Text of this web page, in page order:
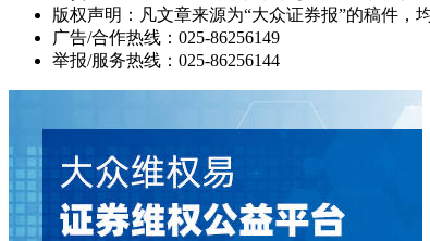
版权声明：凡文章来源为“大众证券报”的稿件，
广告/合作热线：025-86256149
举报/服务热线：025-86256144